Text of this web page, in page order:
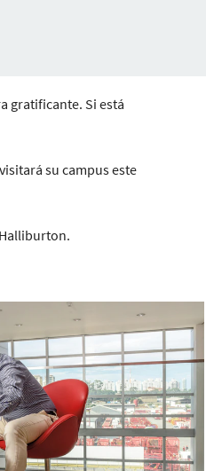
gratificante. Si está
su campus este